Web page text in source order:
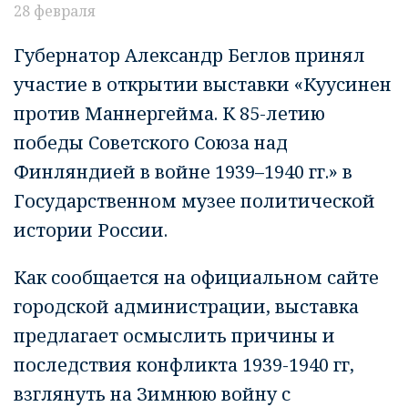
28 февраля
Губернатор Александр Беглов принял
участие в открытии выставки «Куусинен
против Маннергейма. К 85-летию
победы Советского Союза над
Финляндией в войне 1939–1940 гг.» в
Государственном музее политической
истории России.
Как сообщается на официальном сайте
городской администрации, выставка
предлагает осмыслить причины и
последствия конфликта 1939-1940 гг,
взглянуть на Зимнюю войну с